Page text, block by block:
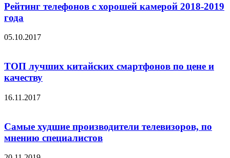
Рейтинг телефонов с хорошей камерой 2018-2019
года
05.10.2017
ТОП лучших китайских смартфонов по цене и
качеству
16.11.2017
Самые худшие производители телевизоров, по
мнению специалистов